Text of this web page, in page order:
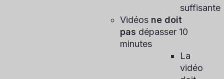
suffisante
Vidéos ne doit
pas dépasser 10
minutes
La
vidéo